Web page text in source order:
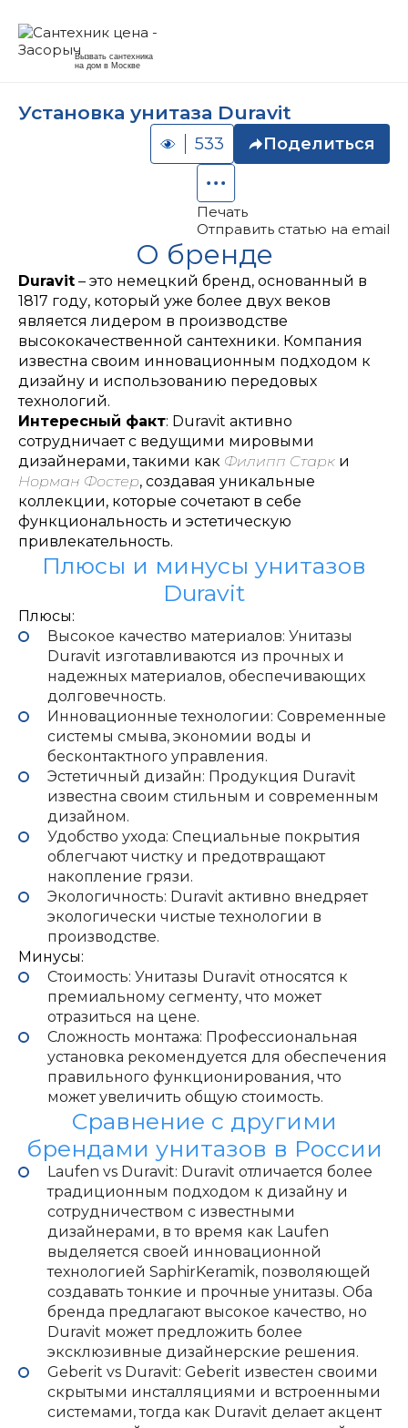
Вызвать сантехника
на дом в Москве
Установка унитаза Duravit
533 Поделиться
Печать
Отправить статью на email
О бренде
Duravit – это немецкий бренд, основанный в
1817 году, который уже более двух веков
является лидером в производстве
высококачественной сантехники. Компания
известна своим инновационным подходом к
дизайну и использованию передовых
технологий.
Интересный факт: Duravit активно
сотрудничает с ведущими мировыми
дизайнерами, такими как Филипп Старк и
Норман Фостер, создавая уникальные
коллекции, которые сочетают в себе
функциональность и эстетическую
привлекательность.
Плюсы и минусы унитазов
Duravit
Плюсы:
Высокое качество материалов: Унитазы
Duravit изготавливаются из прочных и
надежных материалов, обеспечивающих
долговечность.
Инновационные технологии: Современные
системы смыва, экономии воды и
бесконтактного управления.
Эстетичный дизайн: Продукция Duravit
известна своим стильным и современным
дизайном.
Удобство ухода: Специальные покрытия
облегчают чистку и предотвращают
накопление грязи.
Экологичность: Duravit активно внедряет
экологически чистые технологии в
производстве.
Минусы:
Стоимость: Унитазы Duravit относятся к
премиальному сегменту, что может
отразиться на цене.
Сложность монтажа: Профессиональная
установка рекомендуется для обеспечения
правильного функционирования, что
может увеличить общую стоимость.
Сравнение с другими
брендами унитазов в России
Laufen vs Duravit: Duravit отличается более
традиционным подходом к дизайну и
сотрудничеством с известными
дизайнерами, в то время как Laufen
выделяется своей инновационной
технологией SaphirKeramik, позволяющей
создавать тонкие и прочные унитазы. Оба
бренда предлагают высокое качество, но
Duravit может предложить более
эксклюзивные дизайнерские решения.
Geberit vs Duravit: Geberit известен своими
скрытыми инсталляциями и встроенными
системами, тогда как Duravit делает акцент